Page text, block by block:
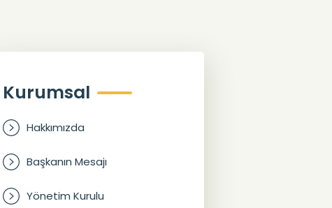
Kurumsal
Hakkımızda
Başkanın Mesajı
Yönetim Kurulu